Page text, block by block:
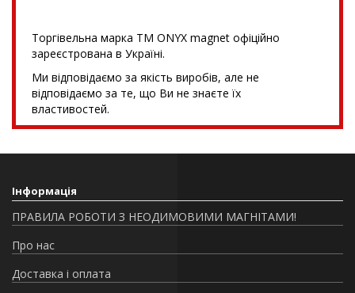
Торгівельна марка TM ONYX magnet офіційно
зареєстрована в Україні.
Ми відповідаємо за якість виробів, але не
відповідаємо за те, що Ви не знаєте їх
властивостей.
Інформація
ПРАВИЛА РОБОТИ З НЕОДИМОВИМИ МАГНІТАМИ!
Про нас
Доставка і оплата